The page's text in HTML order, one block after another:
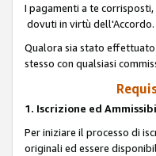
I pagamenti a te
dovuti in virtù dell'Accordo.
Qualora sia stato
stesso con qualsiasi
1. Iscrizione ed
Per iniziare il processo di
originali ed essere